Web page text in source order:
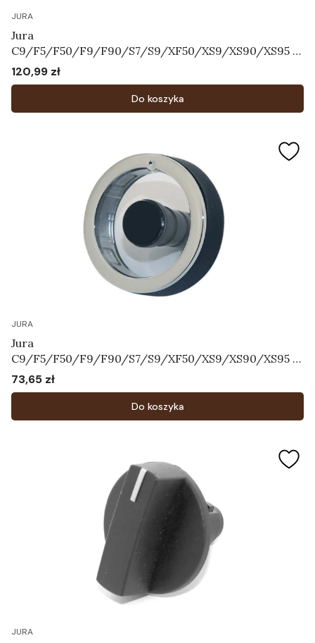
JURA
Jura
C9/F5/F50/F9/F90/S7/S9/XF50/XS9/XS90/XS95 -
Przełącznik wyboru dyszy cappuccino Art.63604
Cena
120,99 zł
Do koszyka
JURA
Jura
C9/F5/F50/F9/F90/S7/S9/XF50/XS9/XS90/XS95 -
Pokrętło regulatora systemu mleka Art.72763
Cena
73,65 zł
Do koszyka
JURA